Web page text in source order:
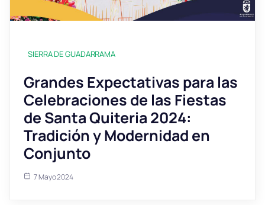
SIERRA DE GUADARRAMA
Grandes Expectativas para las
Celebraciones de las Fiestas
de Santa Quiteria 2024:
Tradición y Modernidad en
Conjunto
7 Mayo 2024